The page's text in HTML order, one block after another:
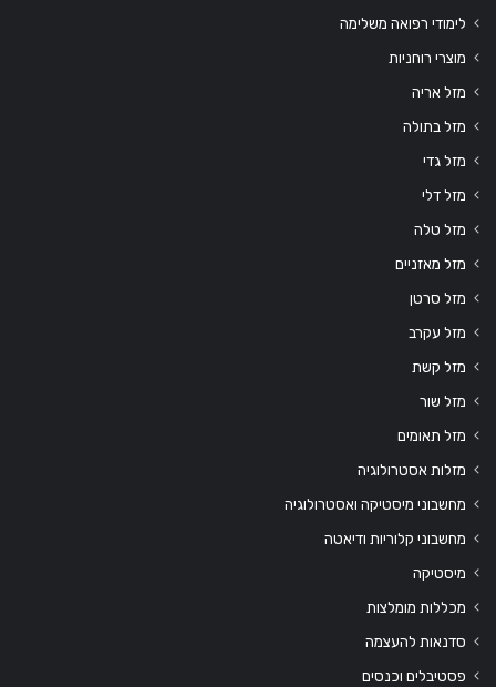
לימודי רפואה משלימה
מוצרי רוחניות
מזל אריה
מזל בתולה
מזל גדי
מזל דלי
מזל טלה
מזל מאזניים
מזל סרטן
מזל עקרב
מזל קשת
מזל שור
מזל תאומים
מזלות אסטרולוגיה
מחשבוני מיסטיקה ואסטרולוגיה
מחשבוני קלוריות ודיאטה
מיסטיקה
מכללות מומלצות
סדנאות להעצמה
פסטיבלים וכנסים